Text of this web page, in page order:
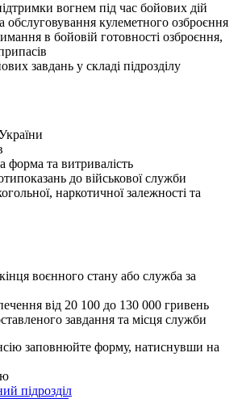
вогнем під час бойових дій
обслуговування кулеметного озброєння
в бойовій готовності озброєння,
завдань у складі підрозділу
форма та витривалість
до військової служби
наркотичної залежності та
кінця воєнного стану або служба за
від 20 100 до 130 000 гривень
завдання та місця служби
заповнюйте форму, натиснувши на
підрозділ